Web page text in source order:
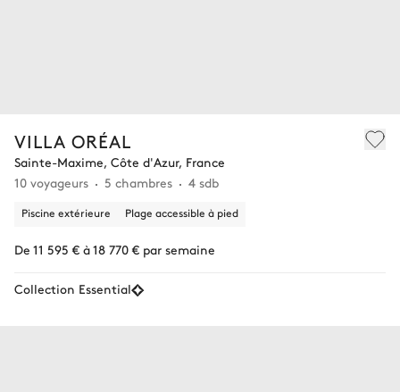
VILLA ORÉAL
Sainte-Maxime, Côte d'Azur, France
10 voyageurs
5 chambres 4 sdb
Piscine extérieure Plage accessible à pied
De 11 595 € à 18 770 € par semaine
Collection Essential